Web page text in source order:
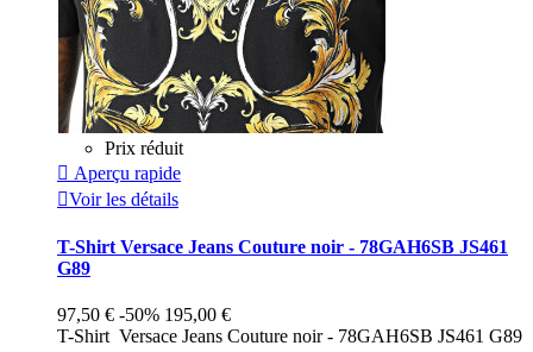
Prix réduit
 Aperçu rapide
Voir les détails
T-Shirt Versace Jeans Couture noir - 78GAH6SB JS461
G89
97,50 € -50% 195,00 €
T-Shirt Versace Jeans Couture noir - 78GAH6SB JS461 G89